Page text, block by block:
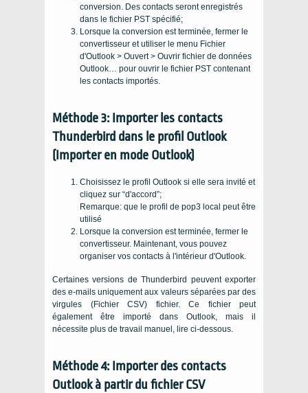
conversion. Des contacts seront enregistrés
dans le fichier PST spécifié;
Lorsque la conversion est terminée, fermer le
convertisseur et utiliser le menu Fichier
d'Outlook > Ouvert > Ouvrir fichier de données
Outlook… pour ouvrir le fichier PST contenant
les contacts importés.
Méthode 3: Importer les contacts
Thunderbird dans le profil Outlook
(Importer en mode Outlook)
Choisissez le profil Outlook si elle sera invité et
cliquez sur “d'accord”;
Remarque: que le profil de pop3 local peut être
utilisé
Lorsque la conversion est terminée, fermer le
convertisseur. Maintenant, vous pouvez
organiser vos contacts à l'intérieur d'Outlook.
Certaines versions de Thunderbird peuvent exporter
des e-mails uniquement aux valeurs séparées par des
virgules (Fichier CSV) fichier. Ce fichier peut
également être importé dans Outlook, mais il
nécessite plus de travail manuel, lire ci-dessous.
Méthode 4: Importer des contacts
Outlook à partir du fichier CSV